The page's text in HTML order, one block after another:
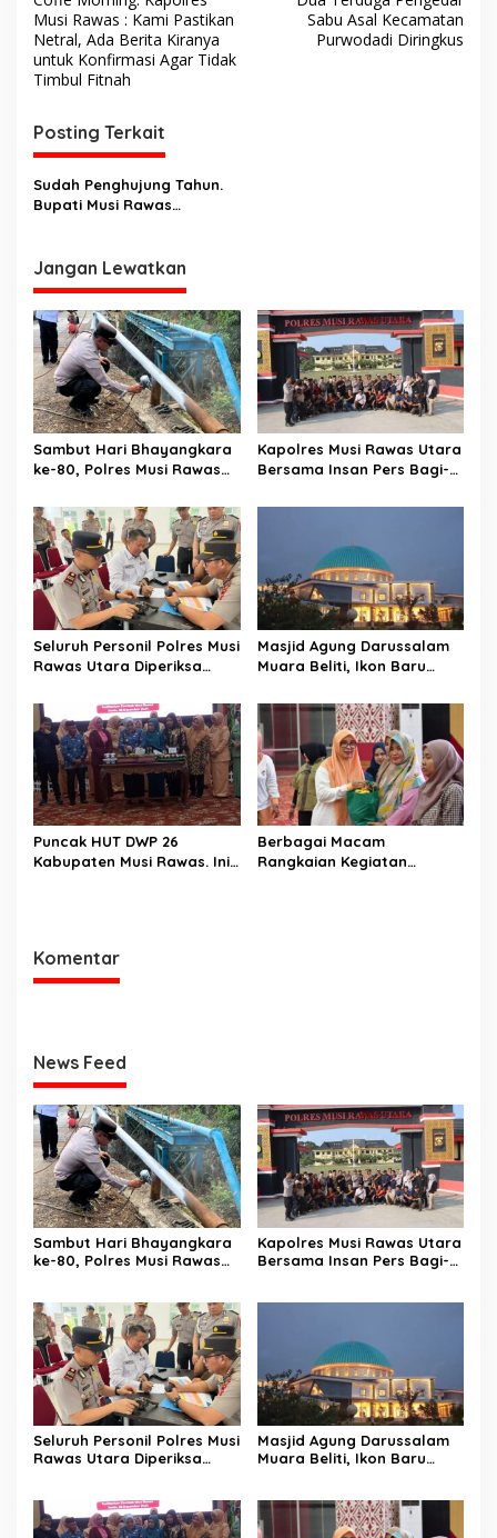
a
v
i
a
s
i
o
s
Musi Rawas : Kami Pastikan
Netral, Ada Berita Kiranya
untuk Konfirmasi Agar Tidak
Timbul Fitnah
Sabu Asal Kecamatan
Purwodadi Diringkus
Posting Terkait
Sudah Penghujung Tahun.
Bupati Musi Rawas
BPK
Jangan Lewatkan
Sambut Hari Bhayangkara
ke-80, Polres Musi Rawas
dan Perkuat Akses Warga
Jayaloka
Kapolres Musi Rawas Utara
Bersama Insan Pers Bagi-
Jalan Lintas Sumatera
Seluruh Personil Polres Musi
Rawas Utara Diperiksa
Masjid Agung Darussalam
Muara Beliti, Ikon Baru
Yang Memukau
Puncak HUT DWP 26
Kabupaten Musi Rawas. Ini
Berbagai Macam
Rangkaian Kegiatan
Komentar
News Feed
Sambut Hari Bhayangkara
ke-80, Polres Musi Rawas
Jayaloka
Kapolres Musi Rawas Utara
Bersama Insan Pers Bagi-
Seluruh Personil Polres Musi
Rawas Utara Diperiksa
Masjid Agung Darussalam
Muara Beliti, Ikon Baru